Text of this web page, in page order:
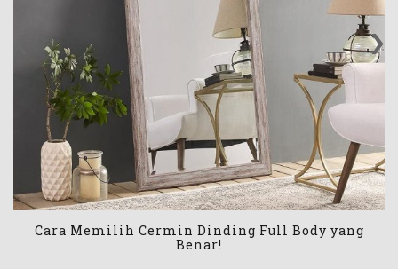
Cara Memilih Cermin Dinding Full Body yang
Benar!
›